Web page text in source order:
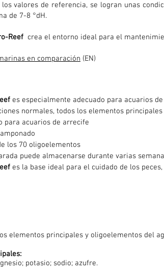
valores de referencia, se logran unas
de 7-8 °dH.
Reef crea el entorno ideal para el
en comparación (EN)
es especialmente adecuado para acuarios
normales, todos los elementos
para acuarios de arrecife
los 70 oligoelementos
puede almacenarse durante varias
es la base ideal para el cuidado de los
elementos principales y oligoelementos del
potasio; sodio; azufre.